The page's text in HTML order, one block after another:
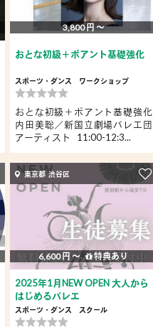
3,800 円 〜
おとな初級＋ポアント基礎強化
スポーツ・ダンス ワークショップ
おとな初級＋ポアント基礎強化
内田美聡／新国立劇場バレエ団
アーティスト 11:00-12:3...
東京都 渋谷区
6,600 円 〜 特典あり
2025年1月NEW OPEN 大人から
はじめるバレエ
スポーツ・ダンス スクール